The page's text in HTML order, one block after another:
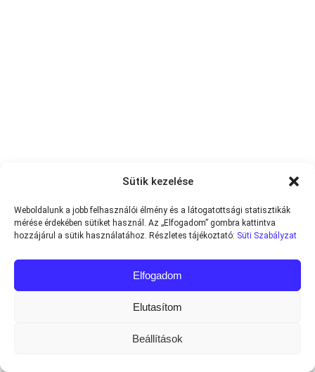
Sütik kezelése
Weboldalunk a jobb felhasználói élmény és a látogatottsági statisztikák
mérése érdekében sütiket használ. Az „Elfogadom” gombra kattintva
hozzájárul a sütik használatához. Részletes tájékoztató: Süti Szabályzat
Elfogadom
Elutasítom
Beállítások